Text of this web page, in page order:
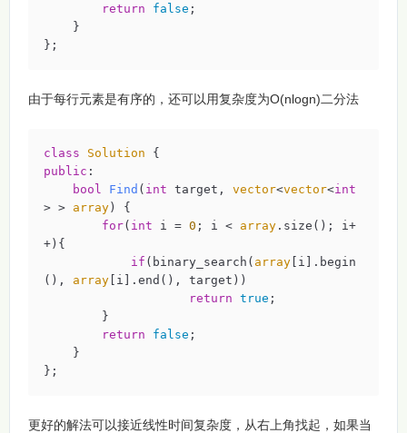
return
false ;
}
};
由于每行元素是有序的，还可以用复杂度为O(nlogn)二分法
class Solution {
public :
bool
Find ( int target, vector<vector<int
> > array)
{
for( int i = 0 ; i < array.size(); i+
+){
if (binary_search( array[i].begin
(), array[i].end(), target))
return true ;
}
return
false ;
}
};
更好的解法可以接近线性时间复杂度，从右上角找起，如果当